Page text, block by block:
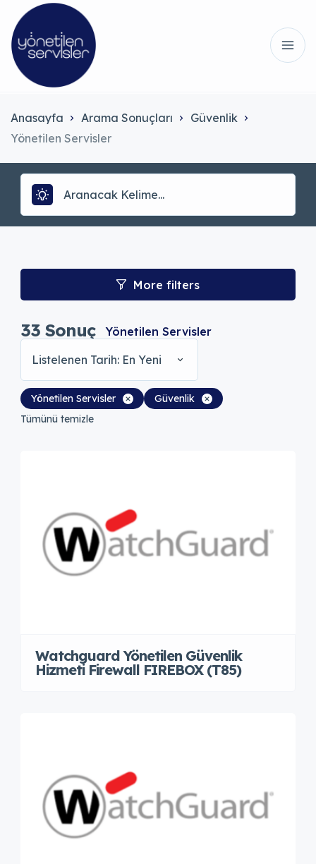
Anasayfa Arama Sonuçları
Güvenlik
Yönetilen Servisler
More filters
33 Sonuç
Yönetilen Servisler
Listelenen Tarih: En Yeni
Yönetilen Servisler
Güvenlik
Tümünü temizle
Watchguard Yönetilen Güvenlik
Hizmeti Firewall FIREBOX (T85)